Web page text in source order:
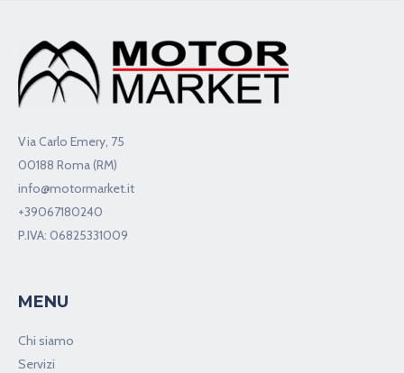
Via Carlo Emery, 75
00188 Roma (RM)
info@motormarket.it
+39067180240
P.IVA: 06825331009
MENU
Chi siamo
Servizi